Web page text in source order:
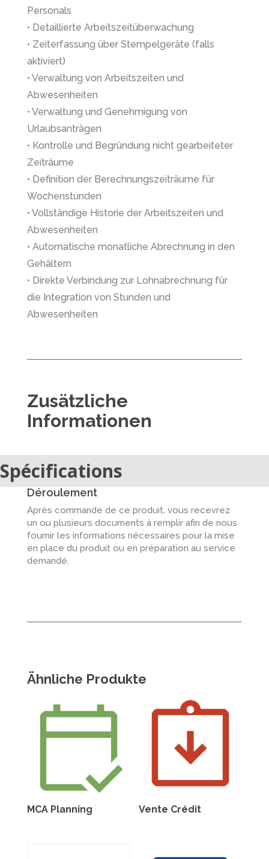
Personals
• Detaillierte Arbeitszeitüberwachung
• Zeiterfassung über Stempelgeräte (falls
aktiviert)
• Verwaltung von Arbeitszeiten und
Abwesenheiten
• Verwaltung und Genehmigung von
Urlaubsanträgen
• Kontrolle und Begründung nicht gearbeiteter
Zeiträume
• Definition der Berechnungszeiträume für
Wochenstunden
• Vollständige Historie der Arbeitszeiten und
Abwesenheiten
• Automatische monatliche Abrechnung in den
Gehältern
• Direkte Verbindung zur Lohnabrechnung für
die Integration von Stunden und
Abwesenheiten
Zusätzliche
Informationen
Spécifications
Déroulement
Après commande de ce produit, vous recevrez
un ou plusieurs documents à remplir afin de nous
fournir les informations nécessaires pour la mise
en place du produit ou en préparation au service
demandé.
Ähnliche Produkte
MCA Planning Vente Crédit